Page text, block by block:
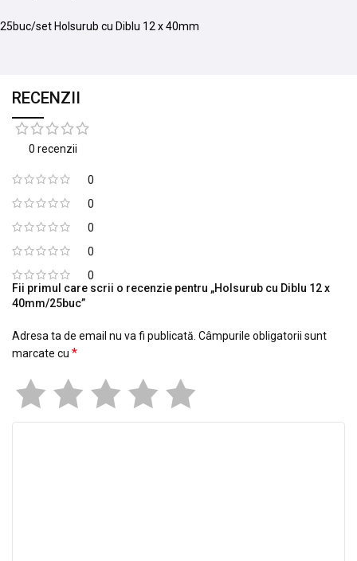
25buc/set Holsurub cu Diblu 12 x 40mm
RECENZII
0 recenzii
0
0
0
0
0
Fii primul care scrii o recenzie pentru „Holsurub cu Diblu 12 x
40mm/25buc”
Adresa ta de email nu va fi publicată. Câmpurile obligatorii sunt
marcate cu *